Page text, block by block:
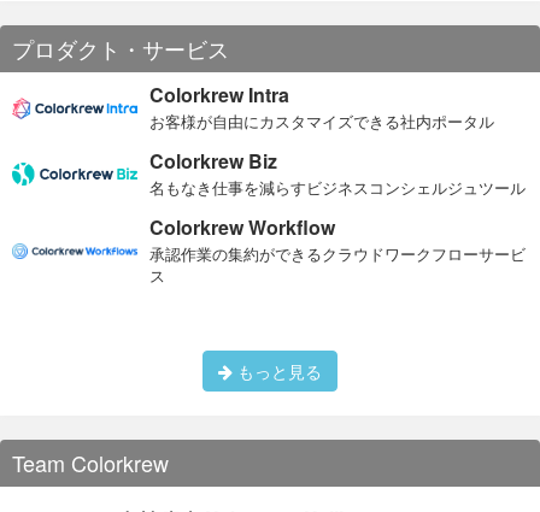
ホテルにチェックインするまで時間があるので、Microsoft本
社・・ではなくAmazon本社を見学に行きます。 Microsoftは冒
プロダクト・サービス
Colorkrew Intra
お客様が自由にカスタマイズできる社内ポータル
Colorkrew Biz
名もなき仕事を減らすビジネスコンシェルジュツール
Colorkrew Workflow
承認作業の集約ができるクラウドワークフローサービ
ス
もっと見る
Team Colorkrew